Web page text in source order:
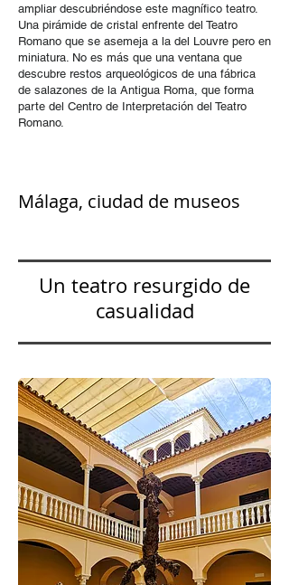
ampliar descubriéndose este magnífico teatro.
Una pirámide de cristal enfrente del Teatro
Romano que se asemeja a la del Louvre pero en
miniatura. No es más que una ventana que
descubre restos arqueológicos de una fábrica
de salazones de la Antigua Roma, que forma
parte del Centro de Interpretación del Teatro
Romano.
Málaga, ciudad de museos
Un teatro resurgido de
casualidad